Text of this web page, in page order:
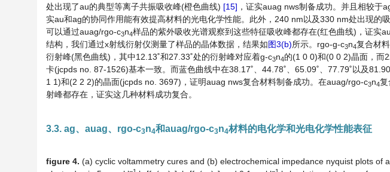
处出现了au的典型等离子共振吸收峰(橙色曲线) [15] ，证实auag nws制备成功。并且相较于
实au和ag的协同作用能有效提高材料的光电化学性能。此外，240 nm以及330 nm处出现的
可以通过auag/rgo-c3n4样品的紫外吸收光谱观察到这些特征吸收峰都存在(红色曲线)，证实
结构，我们通过x射线衍射仪测量了样品的晶体数据，结果如图3(b)所示。rgo-g-c3n4复合材
衍射峰(黑色曲线)，其中12.13˚和27.33˚处的衍射峰对应着g-c3n4的(1 0 0)和(0 0 2)晶面，而
卡(jcpds no. 87-1526)基本一致。而蓝色曲线中在38.17˚、44.78˚、65.09˚、77.79˚以及
1 1)和(2 2 2)的晶面(jcpds no. 3697)，证明auag nws复合材料制备成功。在auag/rgo-c3n4复
射峰都存在，证实这几种材料成功复合。
3.3. ag、auag、rgo-c3n4和auag/rgo-c3n4材料的电化学和光电化学性能表征
figure 4. (a) cyclic voltammetry cures and (b) electrochemical impedance nyquist plots of